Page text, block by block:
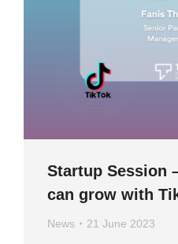
Startup Session
can grow with
News 21 June 2023